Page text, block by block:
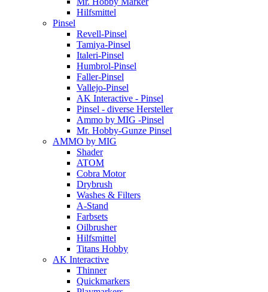
Hilfsmittel
Pinsel
Revell-Pinsel
Tamiya-Pinsel
Italeri-Pinsel
Humbrol-Pinsel
Faller-Pinsel
Vallejo-Pinsel
AK Interactive - Pinsel
Pinsel - diverse Hersteller
Ammo by MIG -Pinsel
Mr. Hobby-Gunze Pinsel
AMMO by MIG
Shader
ATOM
Cobra Motor
Drybrush
Washes & Filters
A-Stand
Farbsets
Oilbrusher
Hilfsmittel
Titans Hobby
AK Interactive
Thinner
Quickmarkers